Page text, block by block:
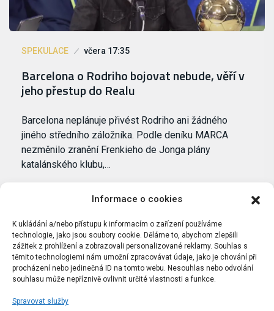
Informace o cookies
K ukládání a/nebo přístupu k informacím o zařízení používáme
technologie, jako jsou soubory cookie. Děláme to, abychom zlepšili
zážitek z prohlížení a zobrazovali personalizované reklamy. Souhlas s
těmito technologiemi nám umožní zpracovávat údaje, jako je chování při
procházení nebo jedinečná ID na tomto webu. Nesouhlas nebo odvolání
souhlasu může nepříznivě ovlivnit určité vlastnosti a funkce.
Spravovat služby
SPEKULACE včera 17:35
Barcelona o Rodriho bojovat nebude, věří v
jeho přestup do Realu
Barcelona neplánuje přivést Rodriho ani žádného
jiného středního záložníka. Podle deníku MARCA
nezměnilo zranění Frenkieho de Jonga plány
katalánského klubu,…